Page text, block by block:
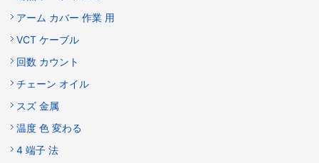
アーム カバー 作業 用
VCT ケーブル
回数 カウント
チェーン オイル
スズ 金属
温度 色 変わる
4 端子 法